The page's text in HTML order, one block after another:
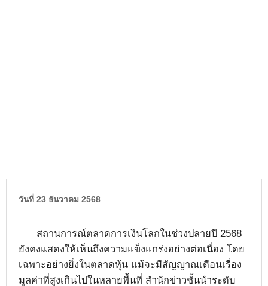
วันที่ 23 ธันวาคม 2568
สถานการณ์ตลาดการเงินโลกในช่วงปลายปี 2568
ยังคงแสดงให้เห็นถึงความแข็งแกร่งอย่างต่อเนื่อง โดย
เฉพาะอย่างยิ่งในตลาดหุ้น แม้จะมีสัญญาณเตือนเรื่อง
มูลค่าที่สูงเกินไปในหลายพื้นที่ สำนักข่าวชั้นนำระดับ